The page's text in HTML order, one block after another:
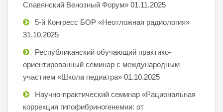
Славянский Венозный Форум» 01.11.2025
5-й Конгресс БОР «Неотложная радиология»
31.10.2025
Республиканский обучающий практико-
ориентированный семинар с международным
участием «Школа педиатра» 01.10.2025
Научно-практический семинар «Рациональная
коррекция гипофибриногенемии: от